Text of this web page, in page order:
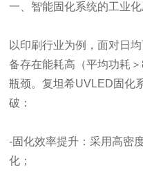
一、智能固化系统的工业
以印刷行业为例，面对日
备存在能耗高（平均功耗
瓶颈。复坦希UVLED固化
破：
-固化效率提升：采用高密
化；